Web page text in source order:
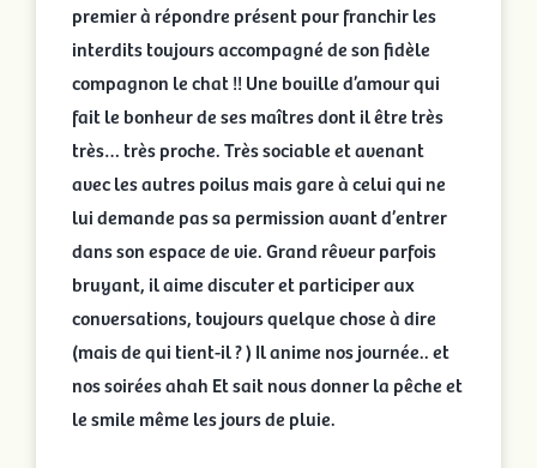
premier à répondre présent pour franchir les
interdits toujours accompagné de son fidèle
compagnon le chat !! Une bouille d’amour qui
fait le bonheur de ses maîtres dont il être très
très… très proche. Très sociable et avenant
avec les autres poilus mais gare à celui qui ne
lui demande pas sa permission avant d’entrer
dans son espace de vie. Grand rêveur parfois
bruyant, il aime discuter et participer aux
conversations, toujours quelque chose à dire
(mais de qui tient-il ? ) Il anime nos journée.. et
nos soirées ahah Et sait nous donner la pêche et
le smile même les jours de pluie.